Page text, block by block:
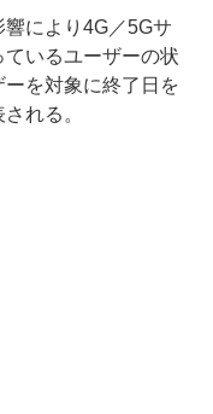
により4G／5Gサ
いるユーザーの状
を対象に終了日を
れる。